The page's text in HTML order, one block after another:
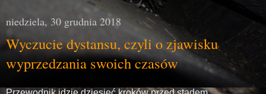
niedziela, 30 grudnia 2018
Wyczucie dystansu, czyli o zjawisku
wyprzedzania swoich czasów